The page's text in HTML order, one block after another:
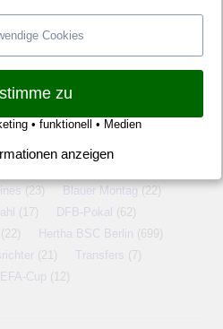
(23) Blauer Montag(22)
(17) DFB-Pokal (62)
(22) Hertha BSC Berlin (699)
(21) Transfers (7)
Cup (12)
Cookies
zu
• funktionell • Medien
anzeigen